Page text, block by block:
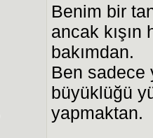
Benim bir
ancak kışın
bakımdan.
Ben sadece
büyüklüğü
yapmaktan.